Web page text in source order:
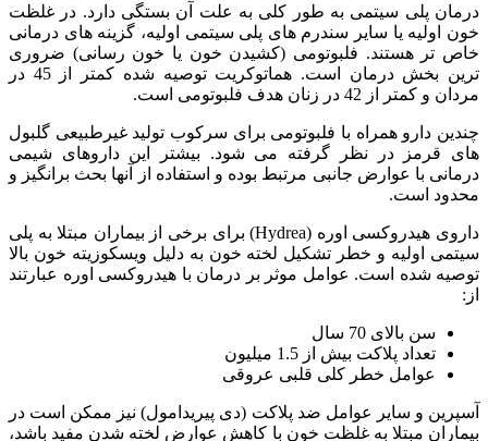
درمان پلی سیتمی به طور کلی به علت آن بستگی دارد. در غلظت
خون اولیه یا سایر سندرم‌ های پلی سیتمی اولیه، گزینه‌ های درمانی
خاص‌ تر هستند. فلبوتومی (کشیدن خون یا خون رسانی) ضروری‌
ترین بخش درمان است. هماتوکریت توصیه شده کمتر از 45 در
مردان و کمتر از 42 در زنان هدف فلبوتومی است.
چندین دارو همراه با فلبوتومی برای سرکوب تولید غیرطبیعی گلبول‌
های قرمز در نظر گرفته می‌ شود. بیشتر این داروهای شیمی
درمانی با عوارض جانبی مرتبط بوده و استفاده از آنها بحث برانگیز و
محدود است.
داروی هیدروکسی اوره (Hydrea) برای برخی از بیماران مبتلا به پلی
سیتمی اولیه و خطر تشکیل لخته خون به دلیل ویسکوزیته خون بالا
توصیه شده است. عوامل موثر بر درمان با هیدروکسی اوره عبارتند
از:
سن بالای 70 سال
تعداد پلاکت بیش از 1.5 میلیون
عوامل خطر کلی قلبی عروقی
آسپرین و سایر عوامل ضد پلاکت (دی پیریدامول) نیز ممکن است در
بیماران مبتلا به غلظت خون با کاهش عوارض لخته شدن مفید باشد،